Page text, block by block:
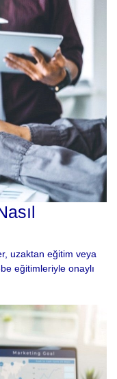
uzaktan eğitim veya
eğitimleriyle onaylı